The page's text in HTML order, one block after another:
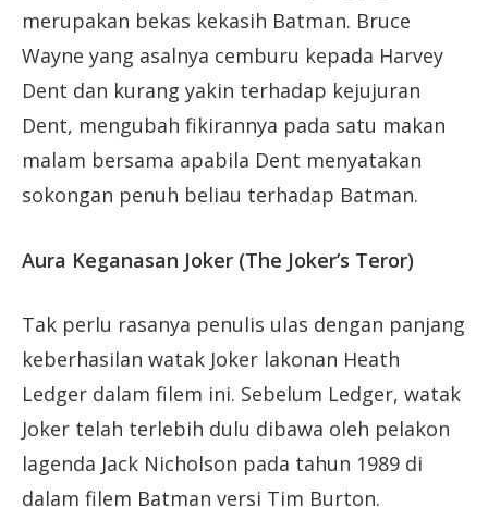
merupakan bekas kekasih Batman. Bruce
Wayne yang asalnya cemburu kepada Harvey
Dent dan kurang yakin terhadap kejujuran
Dent, mengubah fikirannya pada satu makan
malam bersama apabila Dent menyatakan
sokongan penuh beliau terhadap Batman.
Aura Keganasan Joker (The Joker’s Teror)
Tak perlu rasanya penulis ulas dengan panjang
keberhasilan watak Joker lakonan Heath
Ledger dalam filem ini. Sebelum Ledger, watak
Joker telah terlebih dulu dibawa oleh pelakon
lagenda Jack Nicholson pada tahun 1989 di
dalam filem Batman versi Tim Burton.